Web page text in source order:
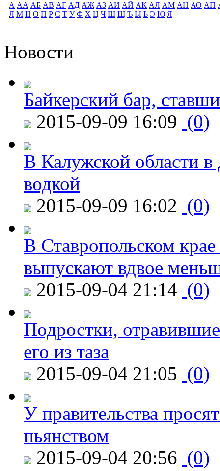
А АА АБ АВ АГ АД АЖ АЗ АИ АЙ АК АЛ АМ АН АО АП
Л М Н О П Р С Т У Ф Х Ц Ч Ш Щ Ъ Ы Ь Э Ю Я
Новости
Байкерский бар,
2015-09-09 16:09 (0)
В Калужской области в
водкой
2015-09-09 16:02 (0)
В Ставропольском
выпускают вдвое
2015-09-04 21:14 (0)
Подростки,
его из таза
2015-09-04 21:05 (0)
У правительства
пьянством
2015-09-04 20:56 (0)